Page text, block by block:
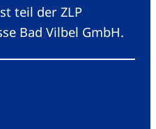
teil der ZLP
Bad Vilbel GmbH.